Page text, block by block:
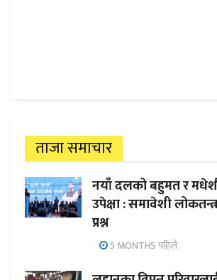
ताजा समाचार
नयाँ दलको बहुमत र
उपेक्षा : समावेशी
प्रश्न
5 MONTHS पहिले